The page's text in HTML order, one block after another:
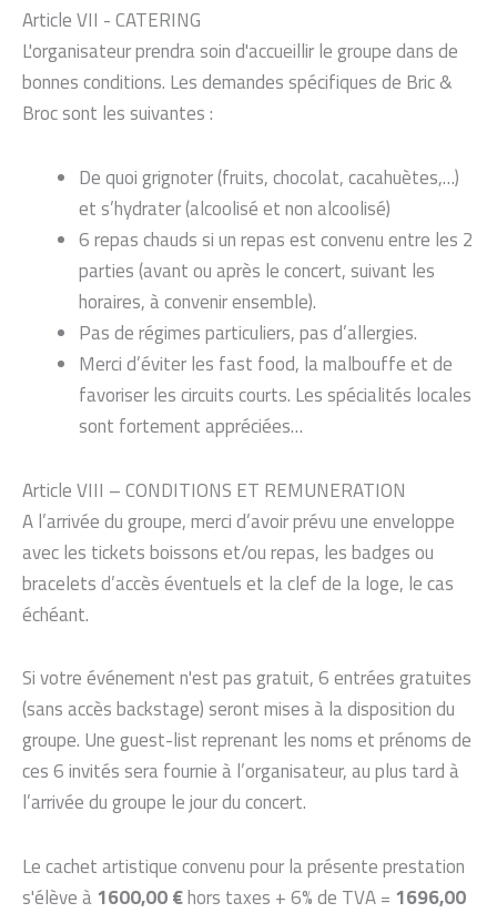
Article VII - CATERING
L'organisateur prendra soin d'accueillir le groupe dans de
bonnes conditions. Les demandes spécifiques de Bric &
Broc sont les suivantes :
De quoi grignoter (fruits, chocolat, cacahuètes,…)
et s’hydrater (alcoolisé et non alcoolisé)
6 repas chauds si un repas est convenu entre les 2
parties (avant ou après le concert, suivant les
horaires, à convenir ensemble).
Pas de régimes particuliers, pas d’allergies.
Merci d’éviter les fast food, la malbouffe et de
favoriser les circuits courts. Les spécialités locales
sont fortement appréciées…
Article VIII – CONDITIONS ET REMUNERATION
A l’arrivée du groupe, merci d’avoir prévu une enveloppe
avec les tickets boissons et/ou repas, les badges ou
bracelets d’accès éventuels et la clef de la loge, le cas
échéant.
Si votre événement n'est pas gratuit, 6 entrées gratuites
(sans accès backstage) seront mises à la disposition du
groupe. Une guest-list reprenant les noms et prénoms de
ces 6 invités sera fournie à l’organisateur, au plus tard à
l’arrivée du groupe le jour du concert.
Le cachet artistique convenu pour la présente prestation
s'élève à1600,00 €hors taxes + 6% de TVA = 1696,00